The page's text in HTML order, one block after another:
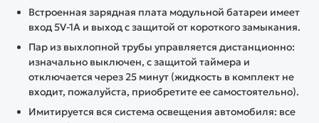
Встроенная зарядная плата модульной батареи имеет
вход 5V-1A и выход с защитой от короткого замыкания.
Пар из выхлопной трубы управляется дистанционно:
изначально выключен, с защитой таймера и
отключается через 25 минут (жидкость в комплект не
входит, пожалуйста, приобретите ее самостоятельно).
Имитируется вся система освещения автомобиля: все